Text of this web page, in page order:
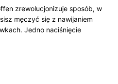
zrewolucjonizuje sposób, w
męczyć się z nawijaniem
Jedno naciśnięcie